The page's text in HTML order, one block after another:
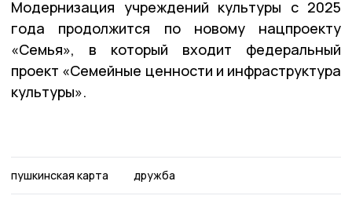
Модернизация учреждений культуры с 2025
года продолжится по новому нацпроекту
«Семья», в который входит федеральный
проект «Семейные ценности и инфраструктура
культуры».
пушкинская карта дружба